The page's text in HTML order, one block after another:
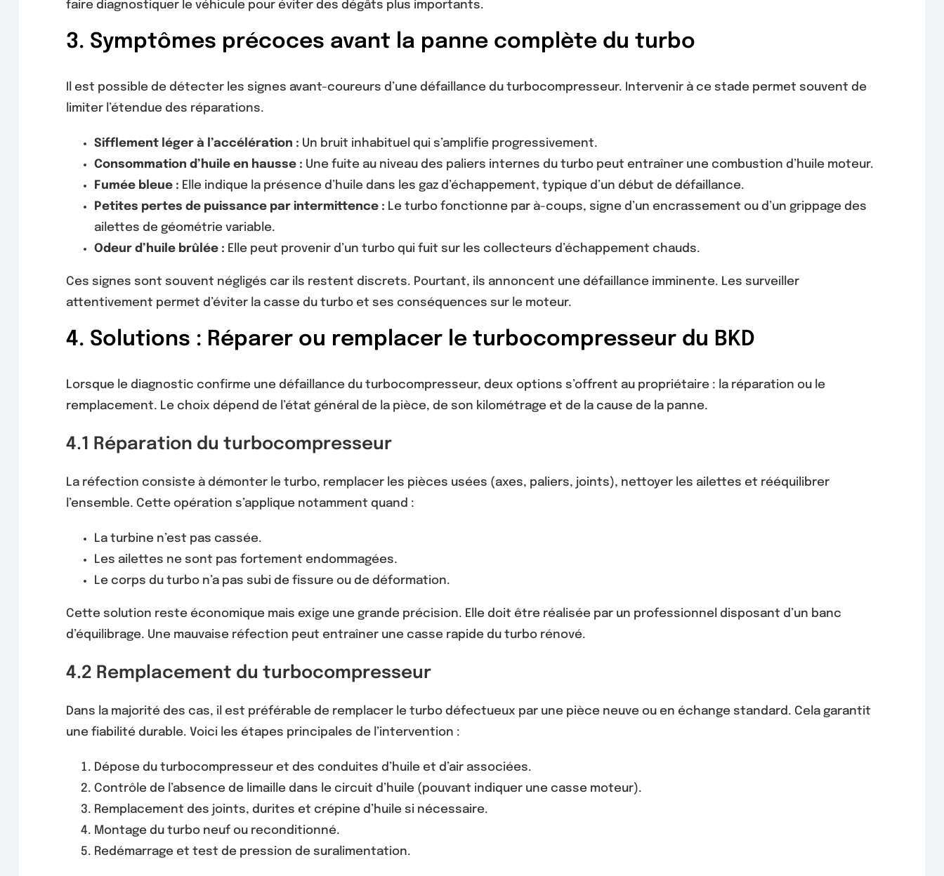
faire diagnostiquer le véhicule pour éviter des dégâts plus importants.
3. Symptômes précoces avant la panne complète du turbo
Il est possible de détecter les signes avant-coureurs d’une défaillance du turbocompresseur. Intervenir à ce stade permet souvent de
limiter l’étendue des réparations.
Sifflement léger à l’accélération : Un bruit inhabituel qui s’amplifie progressivement.
Consommation d’huile en hausse : Une fuite au niveau des paliers internes du turbo peut entraîner une combustion d’huile moteur.
Fumée bleue : Elle indique la présence d’huile dans les gaz d’échappement, typique d’un début de défaillance.
Petites pertes de puissance par intermittence : Le turbo fonctionne par à-coups, signe d’un encrassement ou d’un grippage des
ailettes de géométrie variable.
Odeur d’huile brûlée : Elle peut provenir d’un turbo qui fuit sur les collecteurs d’échappement chauds.
Ces signes sont souvent négligés car ils restent discrets. Pourtant, ils annoncent une défaillance imminente. Les surveiller
attentivement permet d’éviter la casse du turbo et ses conséquences sur le moteur.
4. Solutions : Réparer ou remplacer le turbocompresseur du BKD
Lorsque le diagnostic confirme une défaillance du turbocompresseur, deux options s’offrent au propriétaire : la réparation ou le
remplacement. Le choix dépend de l’état général de la pièce, de son kilométrage et de la cause de la panne.
4.1 Réparation du turbocompresseur
La réfection consiste à démonter le turbo, remplacer les pièces usées (axes, paliers, joints), nettoyer les ailettes et rééquilibrer
l’ensemble. Cette opération s’applique notamment quand :
La turbine n’est pas cassée.
Les ailettes ne sont pas fortement endommagées.
Le corps du turbo n’a pas subi de fissure ou de déformation.
Cette solution reste économique mais exige une grande précision. Elle doit être réalisée par un professionnel disposant d’un banc
d’équilibrage. Une mauvaise réfection peut entraîner une casse rapide du turbo rénové.
4.2 Remplacement du turbocompresseur
Dans la majorité des cas, il est préférable de remplacer le turbo défectueux par une pièce neuve ou en échange standard. Cela garantit
une fiabilité durable. Voici les étapes principales de l’intervention :
Dépose du turbocompresseur et des conduites d’huile et d’air associées.
Contrôle de l’absence de limaille dans le circuit d’huile (pouvant indiquer une casse moteur).
Remplacement des joints, durites et crépine d’huile si nécessaire.
Montage du turbo neuf ou reconditionné.
Redémarrage et test de pression de suralimentation.